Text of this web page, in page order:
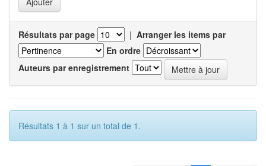
Résultats par page | Arranger les items par
En ordre
Auteurs par enregistrement
Résultats 1 à 1 sur un total de 1.